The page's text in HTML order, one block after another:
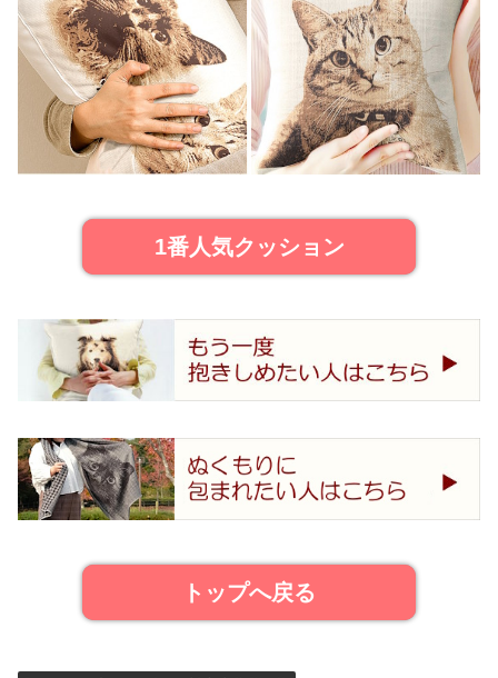
1番人気クッション
トップへ戻る